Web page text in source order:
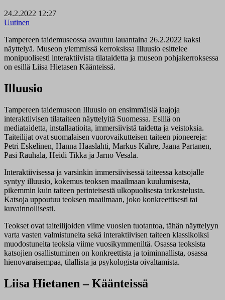
24.2.2022 12:27
Uutinen
Tampereen taidemuseossa avautuu lauantaina 26.2.2022 kaksi
näyttelyä. Museon ylemmissä kerroksissa Illuusio esittelee
monipuolisesti interaktiivista tilataidetta ja museon pohjakerroksessa
on esillä Liisa Hietasen Käänteissä.
Illuusio
Tampereen taidemuseon Illuusio on ensimmäisiä laajoja
interaktiivisen tilataiteen näyttelyitä Suomessa. Esillä on
mediataidetta, installaatioita, immersiivistä taidetta ja veistoksia.
Taiteilijat ovat suomalaisen vuorovaikutteisen taiteen pioneereja:
Petri Eskelinen, Hanna Haaslahti, Markus Kåhre, Jaana Partanen,
Pasi Rauhala, Heidi Tikka ja Jarno Vesala.
Interaktiivisessa ja varsinkin immersiivisessä taiteessa katsojalle
syntyy illuusio, kokemus teoksen maailmaan kuulumisesta,
pikemmin kuin taiteen perinteisestä ulkopuolisesta tarkastelusta.
Katsoja uppoutuu teoksen maailmaan, joko konkreettisesti tai
kuvainnollisesti.
Teokset ovat taiteilijoiden viime vuosien tuotantoa, tähän näyttelyyn
varta vasten valmistuneita sekä interaktiivisen taiteen klassikoiksi
muodostuneita teoksia viime vuosikymmeniltä. Osassa teoksista
katsojien osallistuminen on konkreettista ja toiminnallista, osassa
hienovaraisempaa, tilallista ja psykologista oivaltamista.
Liisa Hietanen – Käänteissä